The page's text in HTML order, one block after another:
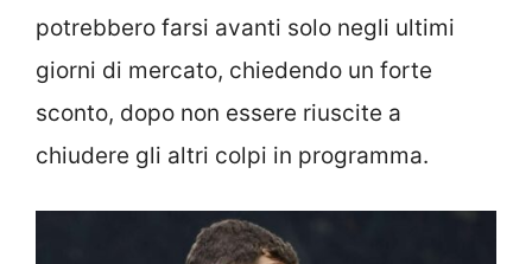
potrebbero farsi avanti solo negli ultimi
giorni di mercato, chiedendo un forte
sconto, dopo non essere riuscite a
chiudere gli altri colpi in programma.